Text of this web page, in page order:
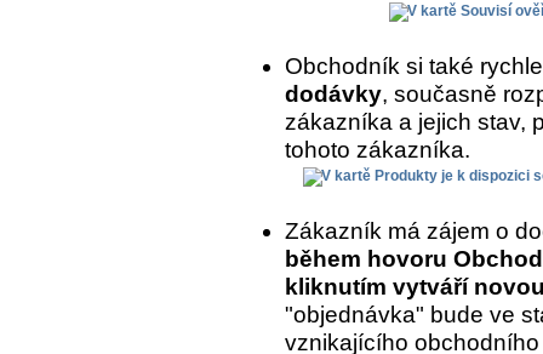
Obchodník si také
dodávky, současně
zákazníka a jejich stav,
tohoto zákazníka.
Zákazník má zájem o
během hovoru
kliknutím vytváří
"objednávka" bude ve
vznikajícího